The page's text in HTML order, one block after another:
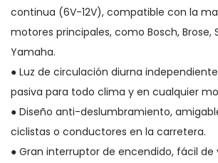
continua (6V-12V), compatible con la
motores principales, como Bosch, Brose,
Yamaha.
● Luz de circulación diurna
pasiva para todo clima y en cualquier
● Diseño anti-deslumbramiento,
ciclistas o conductores en la carretera.
● Gran interruptor de encendido, fácil de